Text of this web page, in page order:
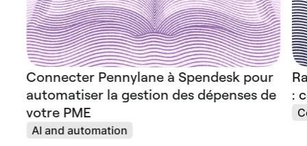
Connecter Pennylane à Spendesk pour
automatiser la gestion des dépenses de
votre PME
AI and automation
: